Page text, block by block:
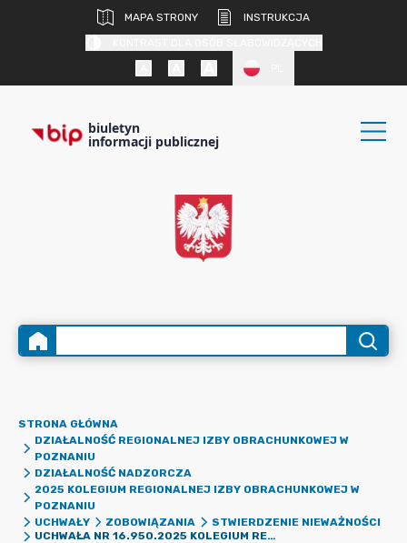
MAPA STRONY
INSTRUKCJA
biuletyn
informacji publicznej
STRONA GŁÓWNA
DZIAŁALNOŚĆ REGIONALNEJ IZBY OBRACHUNKOWEJ W
POZNANIU
DZIAŁALNOŚĆ NADZORCZA
2025 KOLEGIUM REGIONALNEJ IZBY OBRACHUNKOWEJ W
POZNANIU
UCHWAŁY
ZOBOWIĄZANIA
STWIERDZENIE NIEWAŻNOŚCI
UCHWAŁA NR 16.950.2025 KOLEGIUM REGIONALNEJ IZBY OBRACHUNKOWEJ W POZNANIU Z DNIA 27 SIERPNIA 2025 R. W SPRAWIE UCHWAŁY NR XIX/138/2025 RADY MIEJSKIEJ GMINY KŁECKO